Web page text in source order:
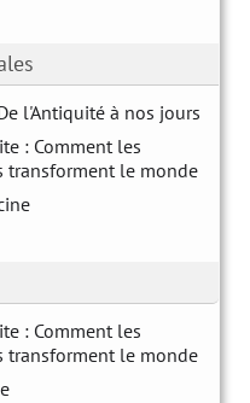
l'Antiquité à nos jours
: Comment les
le monde
: Comment les
le monde